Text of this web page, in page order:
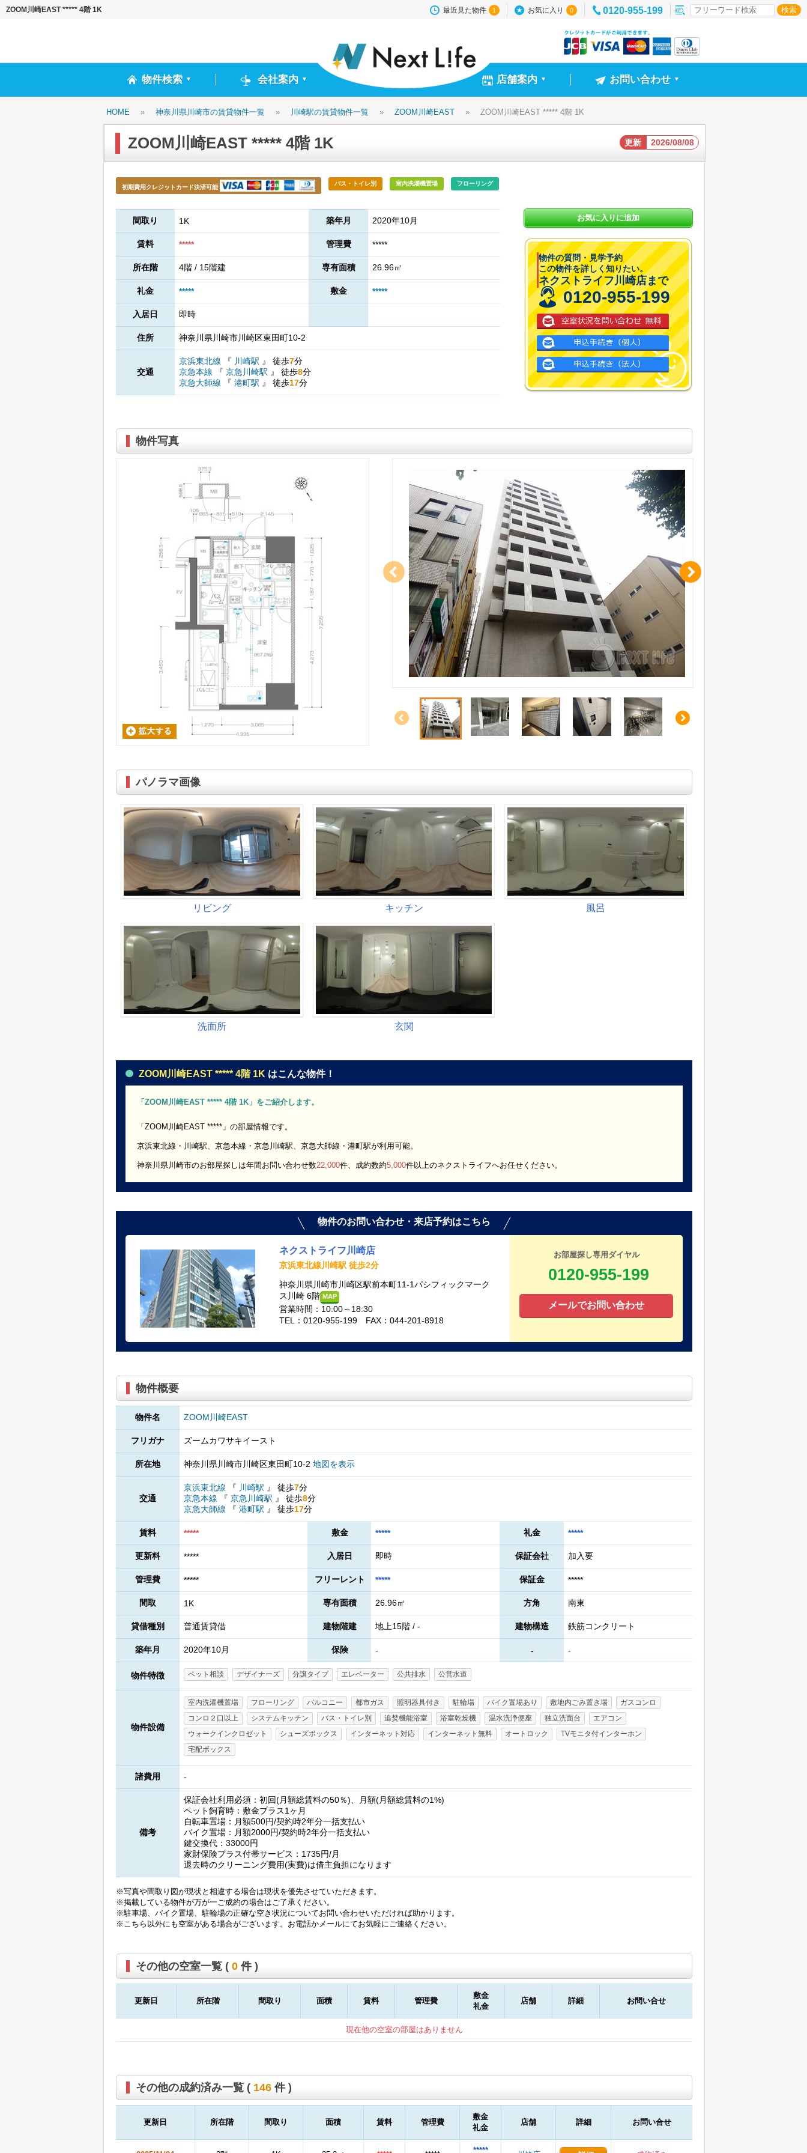
ZOOM川崎EAST ***** 4階 1K 最近見た物件 1 お気に入り 0 0120-955-199
物件検索 ▼ 会社案内 ▼ 店舗案内 ▼ お問い合わせ ▼
HOME » 神奈川県川崎市の賃貸物件一覧 » 川崎駅の賃貸物件一覧 » ZOOM川崎EAST » ZOOM川崎EAST ***** 4階 1K
ZOOM川崎EAST ***** 4階 1K 更新 2026/08/08
初期費用クレジットカード決済可能
バス・トイレ別 室内洗濯機置場 フローリング
間取り 1K 築年月 2020年10月
賃料 ***** 管理費 *****
所在階 4階 / 15階建 専有面積 26.96㎡
礼金 ***** 敷金 *****
入居日 即時
住所 神奈川県川崎市川崎区東田町10-2
交通
京浜東北線 『 川崎駅 』 徒歩7分
京急本線
『 京急川崎駅 』 徒歩8分
京急大師線
『 港町駅 』 徒歩17分
お気に入りに追加
物件の質問・見学予約
この物件を詳しく知りたい。
ネクストライフ川崎店まで
0120-955-199
物件写真
パノラマ画像
ZOOM川崎EAST ***** 4階 1K はこんな物件！
「ZOOM川崎EAST ***** 4階 1K」をご紹介します。
「ZOOM川崎EAST *****」の部屋情報です。
京浜東北線・川崎駅、京急本線・京急川崎駅、京急大師線・港町駅が利用可能。
神奈川県川崎市のお部屋探しは年間お問い合わせ数22,000件、成約数約5,000件以上のネクストライフへお任せください。
物件のお問い合わせ・来店予約はこちら
ネクストライフ川崎店
京浜東北線川崎駅 徒歩2分
神奈川県川崎市川崎区駅前本町11-1パシフィックマーク
ス川崎 6階 MAP
営業時間：10:00～18:30
TEL：0120-955-199 FAX：044-201-8918
お部屋探し専用ダイヤル
0120-955-199
メールでお問い合わせ
物件概要
物件名 ZOOM川崎EAST
フリガナ ズームカワサキイースト
所在地 神奈川県川崎市川崎区東田町10-2 地図を表示
交通
京浜東北線 『 川崎駅 』 徒歩7分
京急本線
『 京急川崎駅 』 徒歩8分
京急大師線
『 港町駅 』 徒歩17分
賃料 ***** 敷金 ***** 礼金 *****
更新料 ***** 入居日 即時 保証会社 加入要
管理費 ***** フリーレント ***** 保証金 *****
間取 1K 専有面積 26.96㎡ 方角 南東
貸借種別 普通賃貸借 建物階建 地上15階 / - 建物構造 鉄筋コンクリート
築年月 2020年10月 保険 - - -
物件特徴 ペット相談 デザイナーズ 分譲タイプ エレベーター 公共排水 公営水道
物件設備
室内洗濯機置場 フローリング バルコニー 都市ガス 照明器具付き 駐輪場 バイク置場あり 敷地内ごみ置き場
ガスコンロ
コンロ２口以上
システムキッチン バス・トイレ別 追焚機能浴室 浴室乾燥機 温水洗浄便座 独立洗面台
エアコン
ウォークインクロゼット
シューズボックス インターネット対応 インターネット無料 オートロック
TVモニタ付インターホン
宅配ボックス
諸費用 -
備考
保証会社利用必須：初回(月額総賃料の50％)、月額(月額総賃料の1%)
ペット飼育時：敷金プラス1ヶ月
自転車置場：月額500円/契約時2年分一括支払い
バイク置場：月額2000円/契約時2年分一括支払い
鍵交換代：33000円
家財保険プラス付帯サービス：1735円/月
退去時のクリーニング費用(実費)は借主負担になります
※写真や間取り図が現状と相違する場合は現状を優先させていただきます。
※掲載している物件が万が一ご成約の場合はご了承ください。
※駐車場、バイク置場、駐輪場の正確な空き状況についてお問い合わせいただければ助かります。
※こちら以外にも空室がある場合がございます。お電話かメールにてお気軽にご連絡ください。
その他の空室一覧 ( 0 件 )
更新日 所在階 間取り 面積 賃料 管理費
敷金
礼金
店舗 詳細 お問い合せ
現在他の空室の部屋はありません
その他の成約済み一覧 ( 146 件 )
更新日 所在階 間取り 面積 賃料 管理費
敷金
礼金
店舗 詳細 お問い合せ
*****